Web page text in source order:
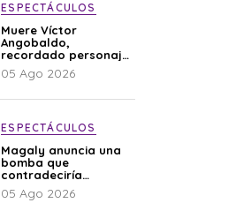
ESPECTÁCULOS
Muere Víctor
Angobaldo,
recordado personaje
de la farándula y
expareja de Shirley
05 Ago 2026
ESPECTÁCULOS
Magaly anuncia una
bomba que
contradeciría
comunicado de La
Bella Luz: “Hay un
05 Ago 2026